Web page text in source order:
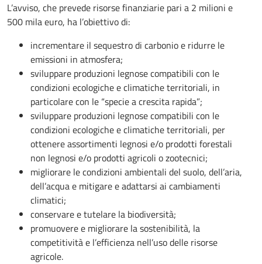
L’avviso, che prevede risorse finanziarie pari a 2 milioni e
500 mila euro, ha l’obiettivo di:
incrementare il sequestro di carbonio e ridurre le
emissioni in atmosfera;
sviluppare produzioni legnose compatibili con le
condizioni ecologiche e climatiche territoriali, in
particolare con le “specie a crescita rapida”;
sviluppare produzioni legnose compatibili con le
condizioni ecologiche e climatiche territoriali, per
ottenere assortimenti legnosi e/o prodotti forestali
non legnosi e/o prodotti agricoli o zootecnici;
migliorare le condizioni ambientali del suolo, dell’aria,
dell’acqua e mitigare e adattarsi ai cambiamenti
climatici;
conservare e tutelare la biodiversità;
promuovere e migliorare la sostenibilità, la
competitività e l’efficienza nell’uso delle risorse
agricole.